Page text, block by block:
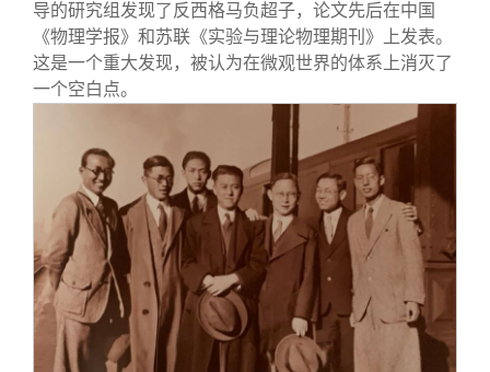
导的研究组发现了反西格马负超子，论文先后在中国
《物理学报》和苏联《实验与理论物理期刊》上发表。
这是一个重大发现，被认为在微观世界的体系上消灭了
一个空白点。